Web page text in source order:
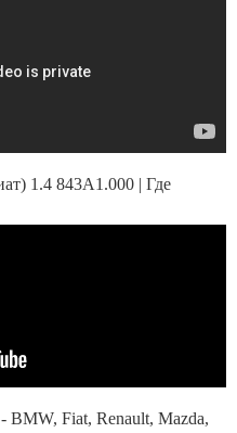
1.4 843A1.000 | Где
Fiat, Renault, Mazda,